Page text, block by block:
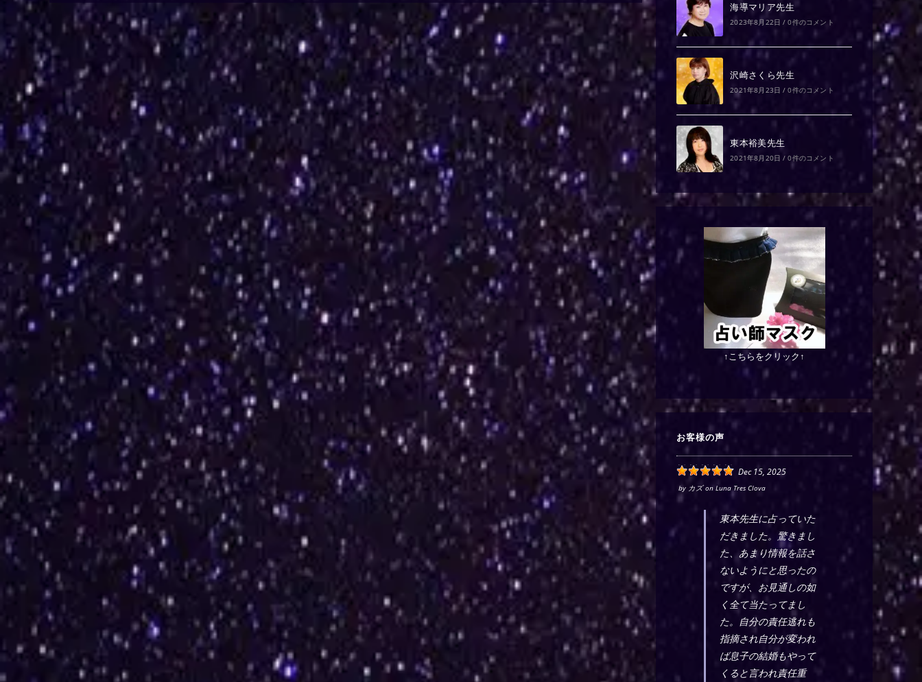
海導マリア先生
2023年8月22日 / 0件のコメント
沢崎さくら先生
2021年8月23日 / 0件のコメント
東本裕美先生
2021年8月20日 / 0件のコメント
↑こちらをクリック↑
お客様の声
Dec 15, 2025
by カズon Luna Tres Clova
東本先生に占っていた
だきました。驚きまし
た、あまり情報を話さ
ないようにと思ったの
ですが、お見通しの如
く全て当たってまし
た。自分の責任逃れも
指摘され自分が変われ
ば息子の結婚もやって
くると言われ責任重